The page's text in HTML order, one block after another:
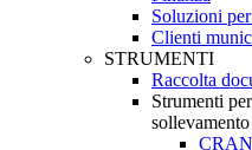
Soluzioni
Clienti
STRUMENTI
Raccolta
Strumenti
sollevamento